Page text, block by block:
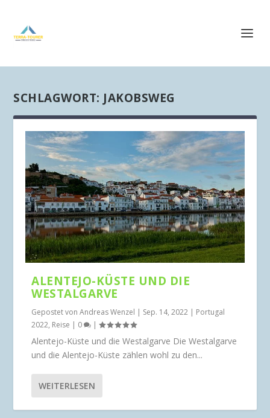
SCHLAGWORT: JAKOBSWEG
ALENTEJO-KÜSTE UND DIE
WESTALGARVE
Gepostet vonAndreas Wenzel | Sep. 14, 2022 | Portugal
2022, Reise | 0 |
Alentejo-Küste und die Westalgarve Die Westalgarve
und die Alentejo-Küste zählen wohl zu den...
WEITERLESEN